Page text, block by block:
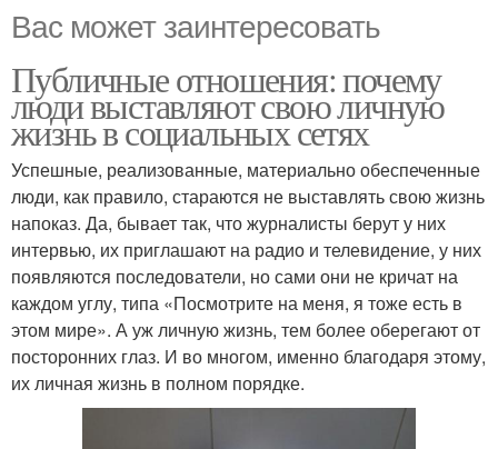
Вас может заинтересовать
Публичные отношения: почему
люди выставляют свою личную
жизнь в социальных сетях
Успешные, реализованные, материально обеспеченные
люди, как правило, стараются не выставлять свою жизнь
напоказ. Да, бывает так, что журналисты берут у них
интервью, их приглашают на радио и телевидение, у них
появляются последователи, но сами они не кричат на
каждом углу, типа «Посмотрите на меня, я тоже есть в
этом мире». А уж личную жизнь, тем более оберегают от
посторонних глаз. И во многом, именно благодаря этому,
их личная жизнь в полном порядке.